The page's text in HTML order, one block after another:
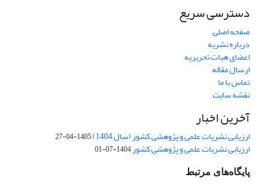
دسترسی سریع
صفحه اصلی
درباره نشریه
اعضای هیات تحریریه
ارسال مقاله
تماس با ما
نقشه سایت
آخرین اخبار
ارزیابی نشریات علمی و پژوهشی کشور (سال 1404) 1405-04-27
ارزیابی نشریات علمی و پژوهشی کشور1404-07-01
پایگاه‌های مرتبط